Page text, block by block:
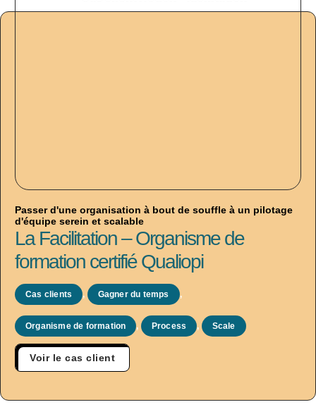
Passer d'une organisation à bout de souffle à un pilotage
d'équipe serein et scalable
La Facilitation – Organisme de
formation certifié Qualiopi
Cas clients , Gagner du temps ,
Organisme de formation , Process , Scale
Voir le cas client